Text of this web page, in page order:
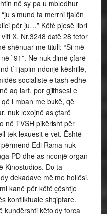
në sy pa u mbledhur
s’mund ta merrni fjalën
për ju…” Këtë pjesë libri
X. Nr.3248 datë 28 tetor
shënuar me titull: “Si më
`91”. Ne nuk dimë çfarë
t`i japim ndonjë këshillë,
socialiste e tash edhe
aq lart, por gjithsesi e
i mban me bukë, që
nuk lexojnë as çfarë
në TVSH pikërisht për
tek lexuesit e vet. Është
Edi Rama nuk
PD dhe as ndonjë organ
Kinostudios. Do ta
dekadave më me hollësi,
kanë për këtë çështje
konfliktuale shqiptare.
kundërshti këto dy forca